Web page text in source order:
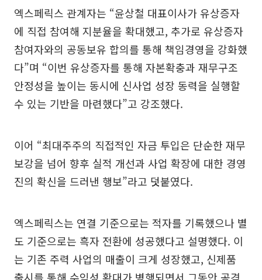
엑스페릭스 관계자는 “윤상철 대표이사가 유상증자
에 직접 참여해 지분율을 확대했고, 추가로 유상증자
참여자와의 공동보유 합의를 통해 책임경영을 강화했
다”며 “이번 유상증자를 통해 자본확충과 재무구조
안정성을 높이는 동시에 신사업 성장 동력을 실행할
수 있는 기반을 마련했다”고 강조했다.
이어 “최대주주의 직접적인 자금 투입은 단순한 재무
보강을 넘어 향후 실적 개선과 사업 확장에 대한 경영
진의 확신을 드러낸 행보”라고 덧붙였다.
엑스페릭스는 연결 기준으로는 적자를 기록했으나 별
도 기준으로는 흑자 전환에 성공했다고 설명했다. 이
는 기존 주력 사업의 매출이 크게 성장했고, 신제품